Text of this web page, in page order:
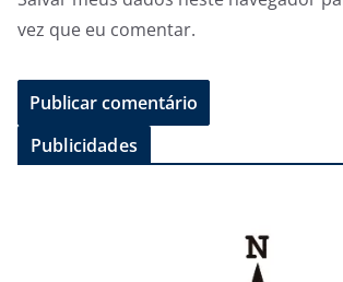
vez que eu comentar.
Publicidades